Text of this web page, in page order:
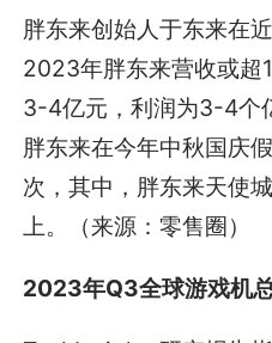
胖东来创始人于东来在
2023年胖东来营收或超
3-4亿元，利润为3-4个
胖东来在今年中秋国庆
次，其中，胖东来天使
上。（来源：零售圈）
2023年Q3全球游戏机